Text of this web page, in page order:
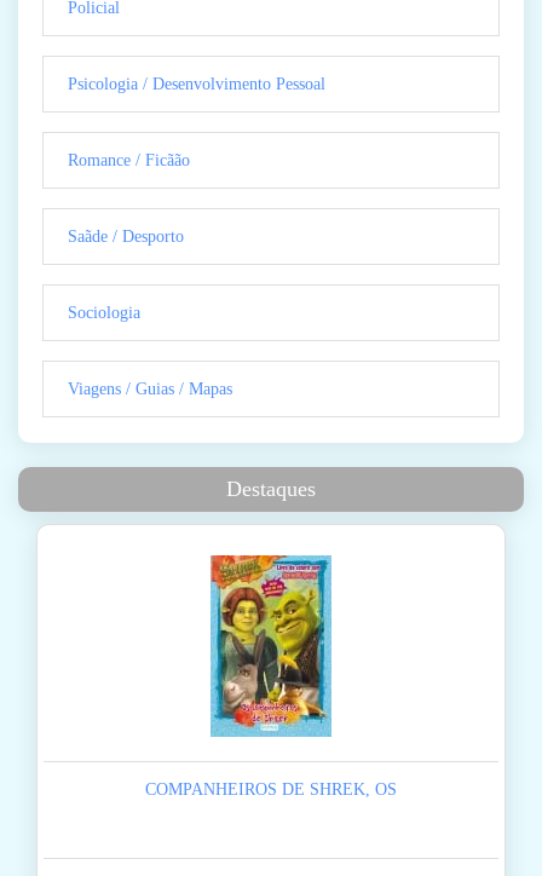
Policial
Psicologia / Desenvolvimento Pessoal
Romance / Ficãão
Saãde / Desporto
Sociologia
Viagens / Guias / Mapas
Destaques
COMPANHEIROS DE SHREK, OS